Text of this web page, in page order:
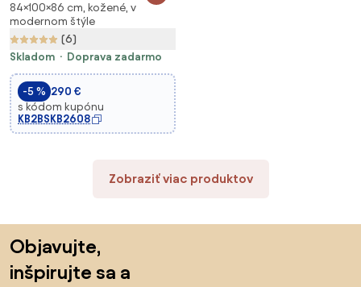
84×100×86 cm, kožené, v
modernom štýle
(6)
Skladom
Doprava zadarmo
-5 % 290 €
s kódom kupónu
KB2BSKB2608
Zobraziť viac produktov
Objavujte,
inšpirujte sa a